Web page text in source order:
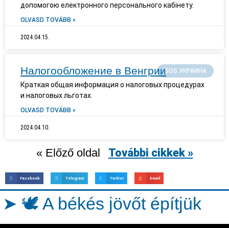
допомогою електронного персонального кабінету.
OLVASD TOVÁBB »
2024.04.15.
SOS УКРАИНА
Налогообложение в Венгрии
Краткая общая информация о налоговых процедурах
и налоговых льготах.
OLVASD TOVÁBB »
2024.04.10.
« Előző oldal További cikkek »
Facebook Telegram Twitter Email
➤ 🕊️ A békés jövőt építjük